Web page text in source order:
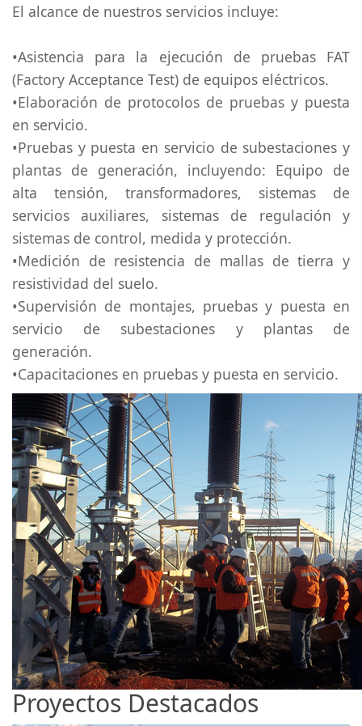
El alcance de nuestros servicios incluye:
•Asistencia para la ejecución de pruebas FAT
(Factory Acceptance Test) de equipos eléctricos.
•Elaboración de protocolos de pruebas y puesta
en servicio.
•Pruebas y puesta en servicio de subestaciones y
plantas de generación, incluyendo: Equipo de
alta tensión, transformadores, sistemas de
servicios auxiliares, sistemas de regulación y
sistemas de control, medida y protección.
•Medición de resistencia de mallas de tierra y
resistividad del suelo.
•Supervisión de montajes, pruebas y puesta en
servicio de subestaciones y plantas de
generación.
•Capacitaciones en pruebas y puesta en servicio.
Proyectos Destacados